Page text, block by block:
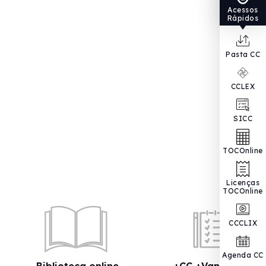
Acessos
Rápidos
Pasta CC
CCLEX
SICC
TOCOnline
Licenças
TOCOnline
CCCLIX
Agenda CC